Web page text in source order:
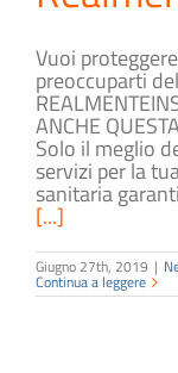
Vuoi
preoccuparti
ANCHE
Solo il meglio
servizi per la
sanitaria
[...]
Giugno 27th, 2019 |
Continua a leggere